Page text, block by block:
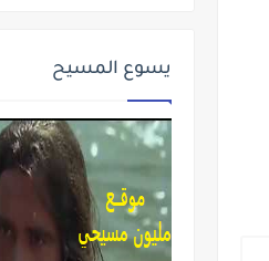
يسوع المسيح